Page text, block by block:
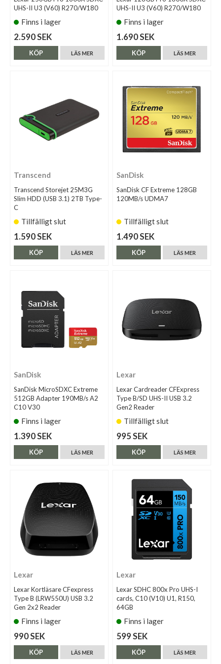
UHS-II U3 (V60) R270/W180
Finns i lager
2.590 SEK
LÄS MER
KÖP
UHS-II U3 (V60) R270/W180
Finns i lager
1.690 SEK
LÄS MER
KÖP
Transcend
Transcend Storejet 25M3G
Slim HDD (USB 3.1) 2TB Type-
C
Tillfälligt slut
1.590 SEK
LÄS MER
KÖP
SanDisk
SanDisk CF Extreme 128GB
120MB/s UDMA7
Tillfälligt slut
1.490 SEK
LÄS MER
KÖP
SanDisk
SanDisk MicroSDXC Extreme
512GB Adapter 190MB/s A2
C10 V30
Finns i lager
1.390 SEK
LÄS MER
KÖP
Lexar
Lexar Cardreader CFExpress
Type B/SD UHS-II USB 3.2
Gen2 Reader
Tillfälligt slut
995 SEK
LÄS MER
KÖP
Lexar
Lexar Kortläsare CFexpress
Type B (LRW550U) USB 3.2
Gen 2x2 Reader
Finns i lager
990 SEK
LÄS MER
KÖP
Lexar
Lexar SDHC 800x Pro UHS-I
cards, C10 (V10) U1, R150,
64GB
Finns i lager
599 SEK
LÄS MER
KÖP